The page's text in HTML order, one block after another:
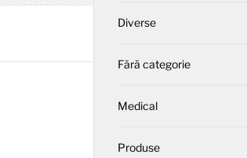
Diverse
Fără categorie
Medical
Produse